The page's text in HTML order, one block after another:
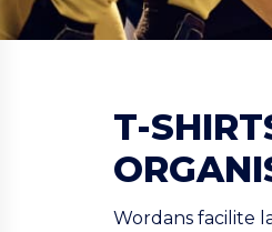
T-
Wordans facilite